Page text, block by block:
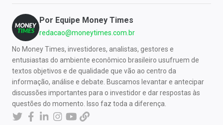
Por Equipe Money Times
redacao@moneytimes.com.br
No Money Times, investidores, analistas, gestores e
entusiastas do ambiente econômico brasileiro usufruem de
textos objetivos e de qualidade que vão ao centro da
informação, análise e debate. Buscamos levantar e antecipar
discussões importantes para o investidor e dar respostas às
questões do momento. Isso faz toda a diferença.